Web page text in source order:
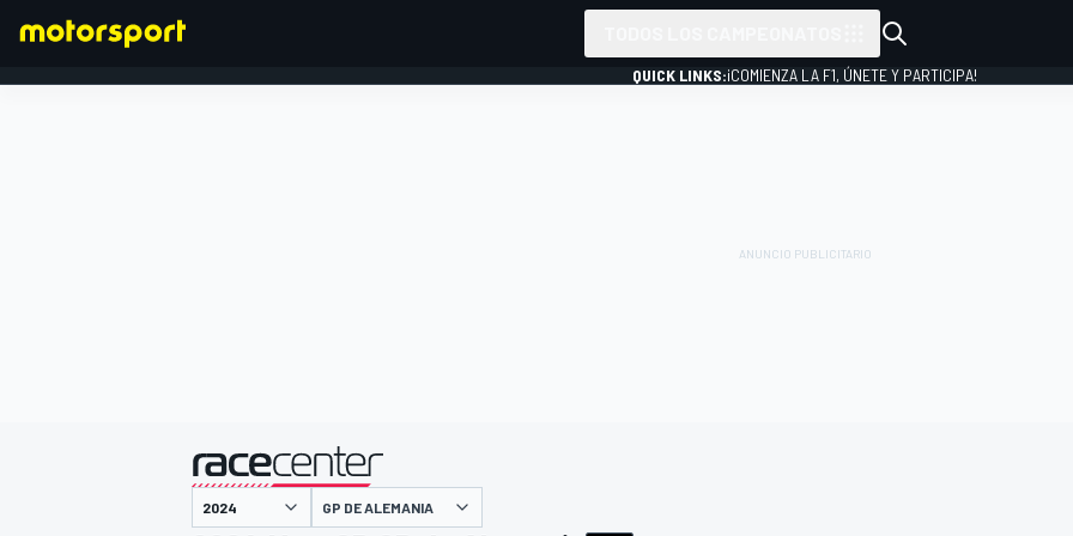
QUICK LINKS:¡COMIENZA LA F1, ÚNETE Y PARTICIPA!
presentado por
GP DE ALEMANIA